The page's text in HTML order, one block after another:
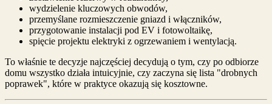
wydzielenie kluczowych obwodów,
przemyślane rozmieszczenie gniazd i włączników,
przygotowanie instalacji pod EV i fotowoltaikę,
spięcie projektu elektryki z ogrzewaniem i wentylacją.
To właśnie te decyzje najczęściej decydują o tym, czy po odbiorze
domu wszystko działa intuicyjnie, czy zaczyna się lista "drobnych
poprawek", które w praktyce okazują się kosztowne.